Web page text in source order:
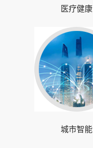
医疗健康
城市智能